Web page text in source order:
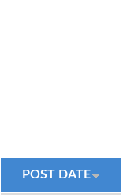
POST DATE